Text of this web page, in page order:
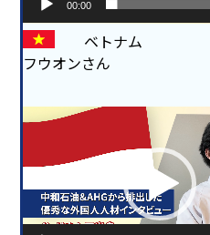
00:00
ベトナム
フウオンさん
動
画
ー
ヤ